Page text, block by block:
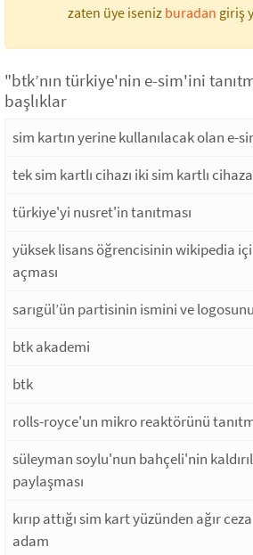
zaten üye iseniz buradan giriş
"btk’nın türkiye'nin e-sim'ini
başlıklar
sim kartın yerine kullanılacak olan e-
tek sim kartlı cihazı iki sim kartlı
türkiye'yi nusret'in tanıtması
yüksek lisans öğrencisinin wikipedia
açması
sarıgül’ün partisinin ismini ve
btk akademi
btk
rolls-royce'un mikro reaktörünü
süleyman soylu'nun bahçeli'nin
paylaşması
kırıp attığı sim kart yüzünden ağır
adam